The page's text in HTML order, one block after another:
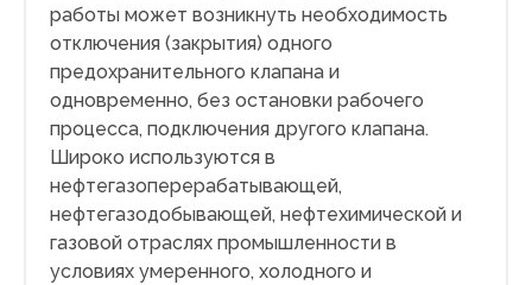
работы может возникнуть необходимость
отключения (закрытия) одного
предохранительного клапана и
одновременно, без остановки рабочего
процесса, подключения другого клапана.
Широко используются в
нефтегазоперерабатывающей,
нефтегазодобывающей, нефтехимической и
газовой отраслях промышленности в
условиях умеренного, холодного и